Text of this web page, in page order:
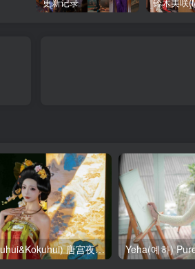
更新记录
玉汇(yuuhui&Kokuhui) 唐宫夜宴 [136P-1.47GB]